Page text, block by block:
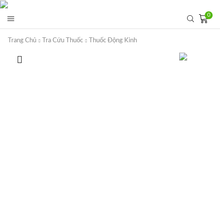
0
Trang Chủ Tra Cứu Thuốc Thuốc Động Kinh